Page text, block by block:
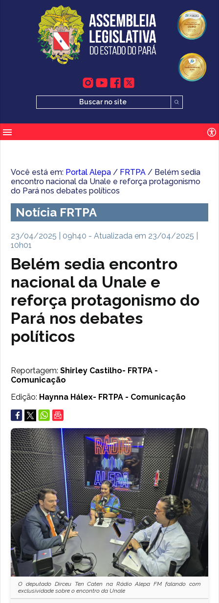
Você está em: Portal Alepa / FRTPA / Belém sedia
encontro nacional da Unale e reforça protagonismo
do Pará nos debates políticos
Notícia FRTPA
23/04/2025 | 09h40 - Atualizada em 23/04/2025 |
10h01
Belém sedia encontro
nacional da Unale e
reforça protagonismo do
Pará nos debates
políticos
Reportagem:Shirley Castilho- FRTPA -
Comunicação
Edição: Haynna Hálex- FRTPA - Comunicação
O deputado Dirceu Ten Caten na Rádio Alepa FM falando com
exclusividade sobre o encontro da Unale